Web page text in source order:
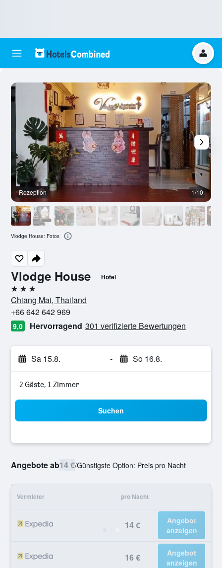
Vlodge House Hotel
3 Sterne
Chiang Mai, Thailand
+66 642 642 969
9,0 Hervorragend 301 verifizierte Bewertungen
Sa 15.8. - So 16.8.
2 Gäste, 1 Zimmer
Suchen
Angebote ab14 €/Günstigste Option: Preis pro Nacht
Vermieter pro Nacht
14 €
Angebot
anzeigen
16 €
Angebot
anzeigen
Rezeption 1/10
Vlodge House: Fotos